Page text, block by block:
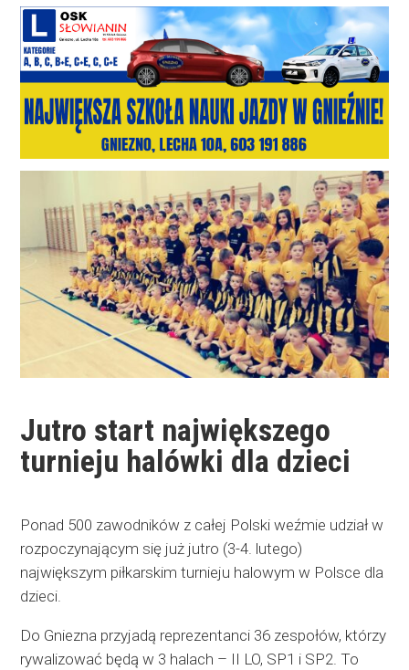
Jutro start największego
turnieju halówki dla dzieci
Ponad 500 zawodników z całej Polski weźmie udział w
rozpoczynającym się już jutro (3-4. lutego)
największym piłkarskim turnieju halowym w Polsce dla
dzieci.
Do Gniezna przyjadą reprezentanci 36 zespołów, którzy
rywalizować będą w 3 halach – II LO, SP1 i SP2. To